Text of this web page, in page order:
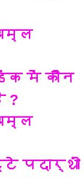
डंक में कौन
?
पदार्थों